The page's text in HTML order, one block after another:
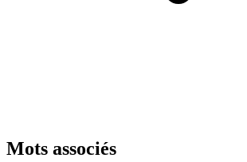
Mots associés